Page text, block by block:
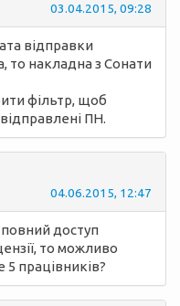
03.04.2015, 09:28
відправки
то накладна з Сонати
фільтр, щоб
ПН.
04.06.2015, 12:47
доступ
то можливо
працівників?